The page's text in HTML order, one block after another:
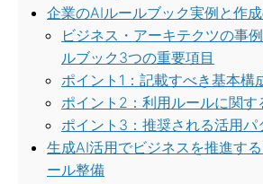
企業のAIルールブック実例と作
ビジネス・アーキテクツの事
ルブック3つの重要項目
ポイント1：記載すべき基本構
ポイント2：利用ルールに関す
ポイント3：推奨される活用パ
生成AI活用でビジネスを推進す
ール整備